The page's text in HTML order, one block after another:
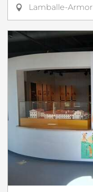
Lamballe-Armor